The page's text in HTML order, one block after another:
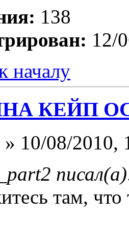
138
12/
началу
КЕЙП
» 10/08/2010,
там, что